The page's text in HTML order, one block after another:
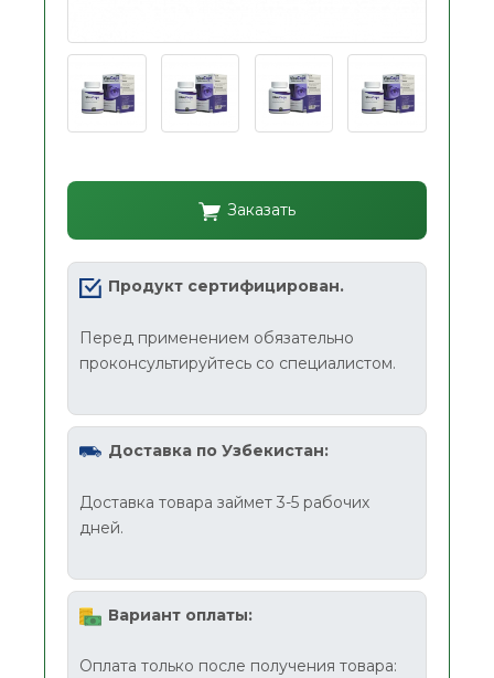
Заказать
Продукт сертифицирован.
Перед применением обязательно
проконсультируйтесь со специалистом.
Доставка по Узбекистан:
Доставка товара займет 3-5 рабочих
дней.
Вариант оплаты:
Оплата только после получения товара: